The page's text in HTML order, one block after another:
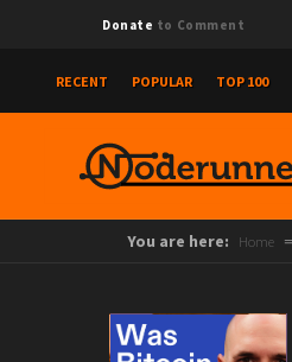
Donate to Comment
RECENT POPULAR TOP 100
You are here: Home